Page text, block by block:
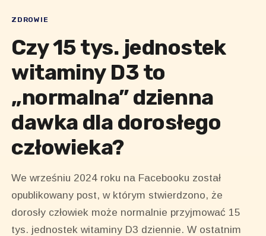
ZDROWIE
Czy 15 tys. jednostek
witaminy D3 to
„normalna” dzienna
dawka dla dorosłego
człowieka?
We wrześniu 2024 roku na Facebooku został
opublikowany post, w którym stwierdzono, że
dorosły człowiek może normalnie przyjmować 15
tys. jednostek witaminy D3 dziennie. W ostatnim